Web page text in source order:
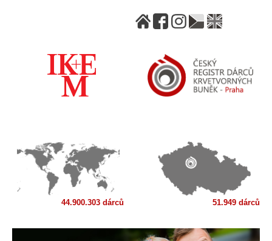
44.900.303 dárců 51.949 dárců